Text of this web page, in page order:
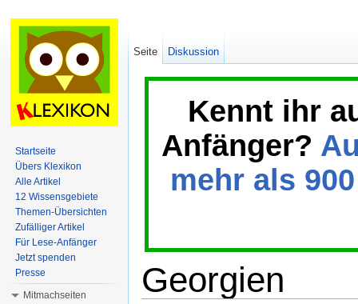
Kennt ihr
Anfänger?
mehr als
Georgien
Seite Diskussion
Startseite
Übers Klexikon
Alle Artikel
12 Wissensgebiete
Themen-Übersichten
Zufälliger Artikel
Für Lese-Anfänger
Jetzt spenden
Presse
Mitmachseiten